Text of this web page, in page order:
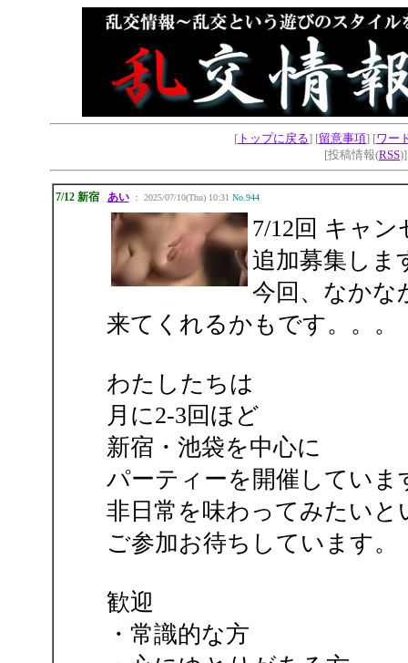
[ トップに戻る] [留意事項] [ワー
[投稿情報(RSS
7/12 新宿 あい： 2025/07/10(Thu) 10:31 No.944
7/12回 キャ
追加募集し
今回、なかな
来てくれるかもです。。。
わたしたちは
月に2-3回ほど
新宿・池袋を中心に
パーティーを開催していま
非日常を味わってみたいと
ご参加お待ちしています。
歓迎
・常識的な方